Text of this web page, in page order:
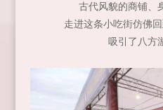
古代风貌的商铺、
走进这条小吃街仿佛
吸引了八方